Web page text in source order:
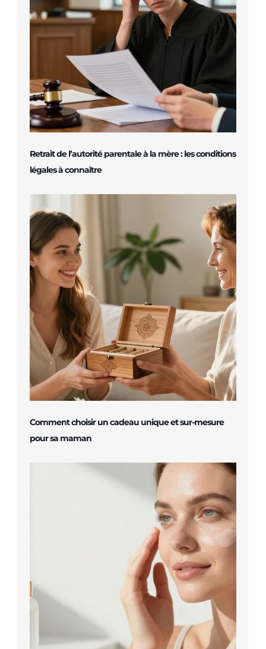
Retrait de l’autorité parentale à la mère : les conditions
légales à connaître
Comment choisir un cadeau unique et sur-mesure
pour sa maman